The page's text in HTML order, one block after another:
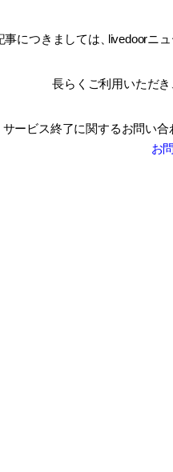
事につきましては livedoorニ
長らくご利用いただき
サービス終了に関するお問い合
お